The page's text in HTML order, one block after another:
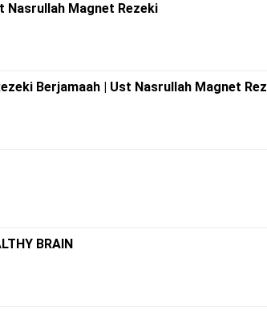
Nasrullah Magnet Rezeki
Berjamaah | Ust Nasrullah Magnet
BRAIN